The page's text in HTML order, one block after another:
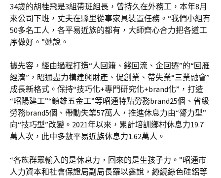
34歲的胡桂飛是3組帶班組長，曾持久在外務工，本年8月
來公司下班，丈夫在縣里從事家具裝置任務。“我們小組有
50多名工人，各平易近族的都有，大師齊心合力把各道工
序做好。”她說。
據先容，經由過程打造“人回籍、錢回流、企回遷”的“回雁
經濟”，昭通盡力構建興財產、促創業、帶失業“三業融會”
成長新格式。保持“技巧化+專門研究化+brand化”，打造
“昭陽建工”“鎮雄五金工”等昭通特點勞務brand25個、省級
勞務brand5個、帶動失業57萬人，推進休息力由“膂力型”
向“技巧型”改變。2021年以來，累計培訓鄉村休息力19.7
萬人次，此中多數平易近族休息力1.62萬人。
“各族群眾輸入的是休息力，回來的是生孩子力。”昭通市
人力資本和社會保證局副局長羅以鑫說，繚繞綠色硅鋁等